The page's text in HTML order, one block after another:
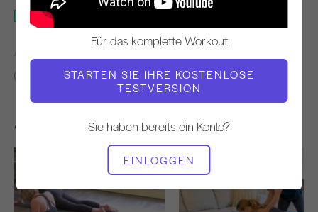
Für das komplette Workout
STARTEN SIE IHRE KOSTENLOSE
TESTVERSION
Sie haben bereits ein Konto?
EINLOGGEN
Stehend Pilates & Die Mauer
ÄHNLICHE KLASSEN FINDEN FÜR
Zwischenbericht
30 - 40 min Stehend Pilates & Die Mauer
Andere Workouts, die Ihnen gefallen könnten